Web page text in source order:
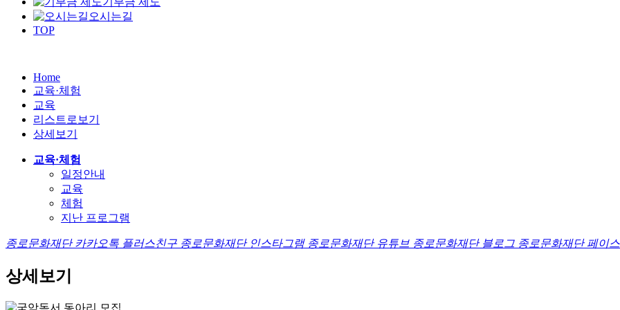
오시는길
TOP
Home
교육·체험
교육
리스트로보기
상세보기
교육·체험
일정안내
교육
체험
지난 프로그램
종로문화재단 카카오톡 플러스친구 종로문화재단 인스타그램 종로문화재단 유튜브 종로문화재단 블로그 종로문화재단 페이
상세보기